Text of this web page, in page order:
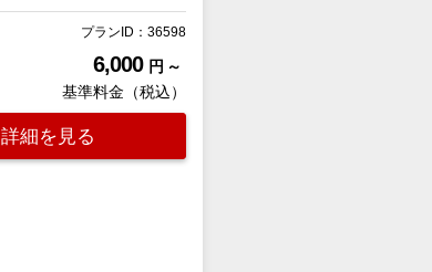
プランID：36598
6,000 円 ～
基準料金（税込）
詳細を見る